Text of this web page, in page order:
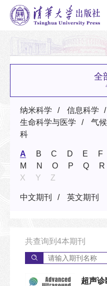
全
纳米科学 信息科学
生命科学与医学
气
科
A B C D E F
M
N O P Q R
X
Y Z
中文期刊 英文期刊
共查询到 4本期刊
超声